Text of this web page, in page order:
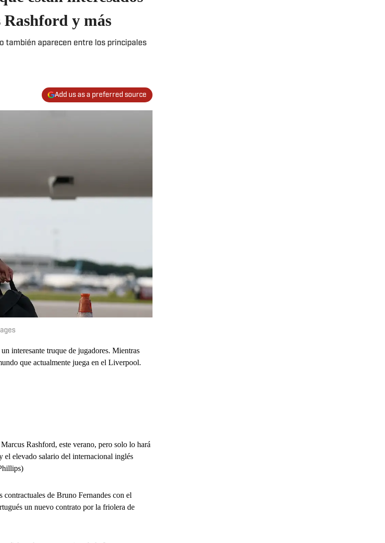
y más
también aparecen entre los principales
Add us as a preferred source
interesante truque de jugadores. Mientras
que actualmente juega en el Liverpool.
Rashford, este verano, pero solo lo hará
el elevado salario del internacional inglés
contractuales de Bruno Fernandes con el
un nuevo contrato por la friolera de